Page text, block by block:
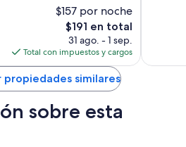
$157 por noche
El
precio
actual
es
de
$191
$191 en total
31 ago. - 1 sep.
Total con impuestos y cargos
propiedades similares
sobre esta